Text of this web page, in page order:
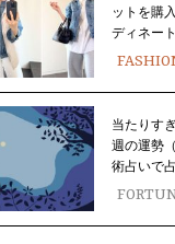
ットを購
ディネート
当たりす
週の運勢
術占いで